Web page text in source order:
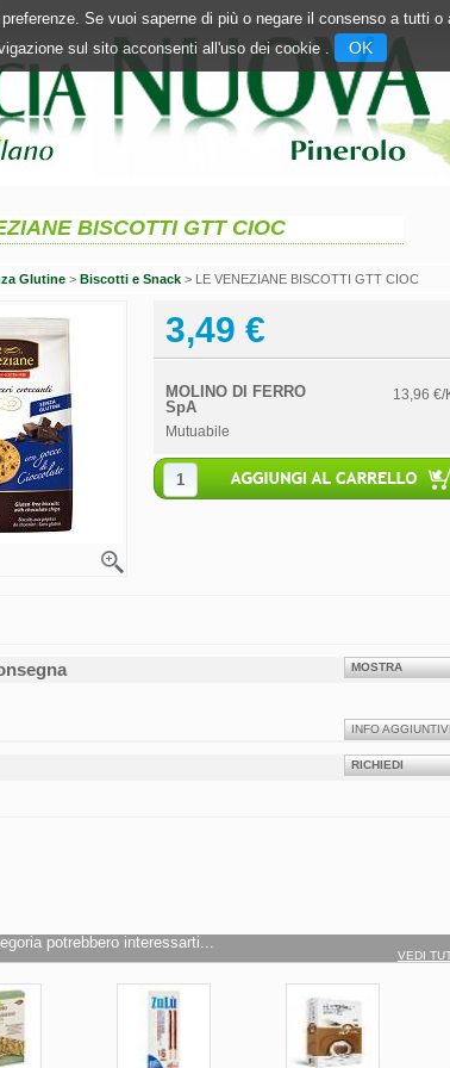
Se vuoi saperne di più o negare il consenso a tutti o
sul sito acconsenti all'uso dei cookie .
OK
BISCOTTI GTT CIOC
Glutine > Biscotti e Snack > LE VENEZIANE BISCOTTI GTT CIOC
3,49 €
MOLINO DI FERRO
SpA
13,96 €/
Mutuabile
MOSTRA
INFO
RICHIEDI
potrebbero interessarti...
VEDI